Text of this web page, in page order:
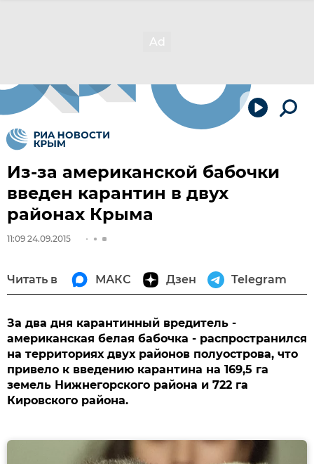
Из-за американской бабочки
введен карантин в двух
районах Крыма
11:09 24.09.2015
Читать в МАКС Дзен Telegram
За два дня карантинный вредитель -
американская белая бабочка - распространился
на территориях двух районов полуострова, что
привело к введению карантина на 169,5 га
земель Нижнегорского района и 722 га
Кировского района.